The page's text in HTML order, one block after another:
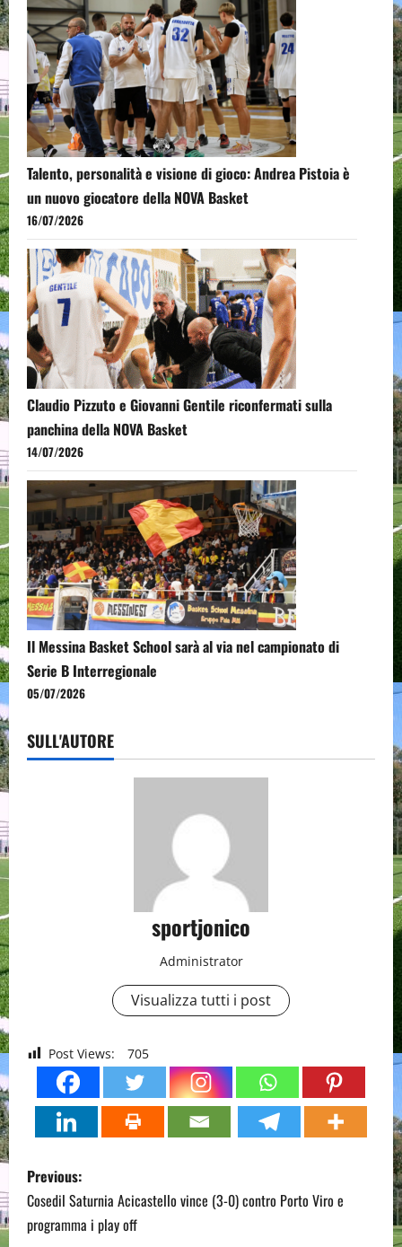
Talento, personalità e visione di gioco: Andrea Pistoia è
un nuovo giocatore della NOVA Basket
16/07/2026
Claudio Pizzuto e Giovanni Gentile riconfermati sulla
panchina della NOVA Basket
14/07/2026
Il Messina Basket School sarà al via nel campionato di
Serie B Interregionale
05/07/2026
SULL'AUTORE
sportjonico
Administrator
Visualizza tutti i post
Post Views: 705
P
o
Previous:
Cosedil Saturnia Acicastello vince (3-0) contro Porto Viro e
programma i play off